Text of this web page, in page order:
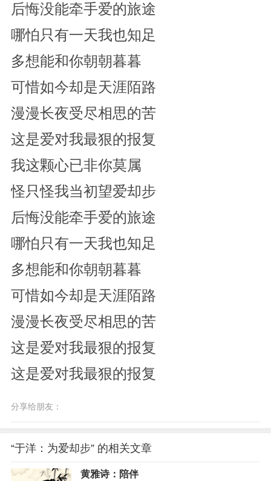
后悔没能牵手爱的旅途
哪怕只有一天我也知足
多想能和你朝朝暮暮
可惜如今却是天涯陌路
漫漫长夜受尽相思的苦
这是爱对我最狠的报复
我这颗心已非你莫属
怪只怪我当初望爱却步
后悔没能牵手爱的旅途
哪怕只有一天我也知足
多想能和你朝朝暮暮
可惜如今却是天涯陌路
漫漫长夜受尽相思的苦
这是爱对我最狠的报复
这是爱对我最狠的报复
分享给朋友：
“于洋：为爱却步” 的相关文章
黄雅诗：陪伴